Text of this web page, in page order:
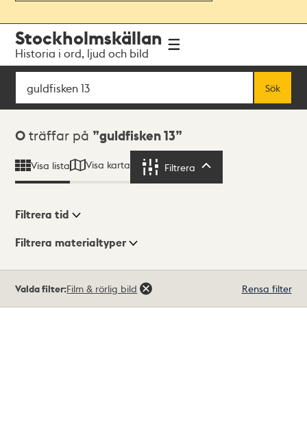
navigationen
huvudinnehållet
Stockholmskällan
Historia i ord, ljud och bild
Sök
Sök
Sökresultat
0 träffar på guldfisken 13
Visa lista Visa karta Filtrera
Visningsläge
Filtrera tid
Filtrera materialtyper
träffar
Valda filter:Film & rörlig bild Rensa filter